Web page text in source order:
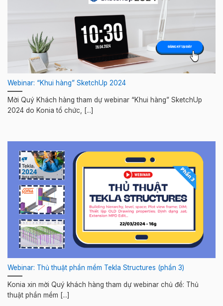
Webinar: “Khui hàng” SketchUp 2024
Mời Quý Khách hàng tham dự webinar “Khui hàng” SketchUp
2024 do Konia tổ chức, [...]
Webinar: Thủ thuật phần mềm Tekla Structures (phần 3)
Konia xin mời Quý khách hàng tham dự webinar chủ đề: Thủ
thuật phần mềm [...]